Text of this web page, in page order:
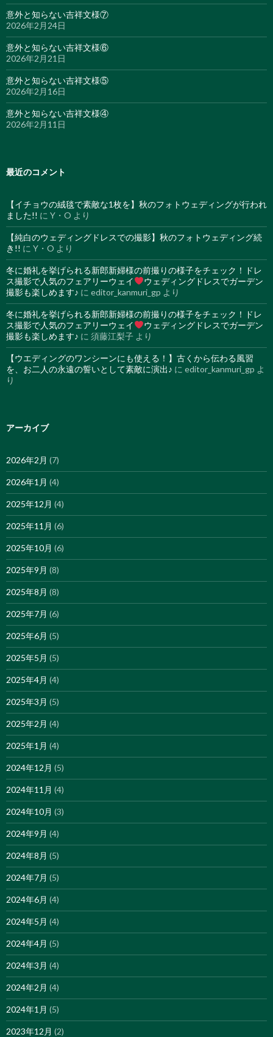
意外と知らない吉祥文様⑦
2026年2月24日
意外と知らない吉祥文様⑥
2026年2月21日
意外と知らない吉祥文様⑤
2026年2月16日
意外と知らない吉祥文様④
2026年2月11日
最近のコメント
【イチョウの絨毯で素敵な1枚を】秋のフォトウェディングが行われ
ました!! に Y・O より
【純白のウェディングドレスでの撮影】秋のフォトウェディング続
き!! に Y・O より
冬に婚礼を挙げられる新郎新婦様の前撮りの様子をチェック！ドレ
ス撮影で人気のフェアリーウェイ
ウェディングドレスでガーデン
撮影も楽しめます♪ に editor_kanmuri_gp より
冬に婚礼を挙げられる新郎新婦様の前撮りの様子をチェック！ドレ
ス撮影で人気のフェアリーウェイ
ウェディングドレスでガーデン
撮影も楽しめます♪ に 須藤江梨子 より
【ウエディングのワンシーンにも使える！】古くから伝わる風習
を、お二人の永遠の誓いとして素敵に演出♪ に editor_kanmuri_gp よ
り
アーカイブ
2026年2月 (7)
2026年1月 (4)
2025年12月 (4)
2025年11月 (6)
2025年10月 (6)
2025年9月 (8)
2025年8月 (8)
2025年7月 (6)
2025年6月 (5)
2025年5月 (5)
2025年4月 (4)
2025年3月 (5)
2025年2月 (4)
2025年1月 (4)
2024年12月 (5)
2024年11月 (4)
2024年10月 (3)
2024年9月 (4)
2024年8月 (5)
2024年7月 (5)
2024年6月 (4)
2024年5月 (4)
2024年4月 (5)
2024年3月 (4)
2024年2月 (4)
2024年1月 (5)
2023年12月 (2)